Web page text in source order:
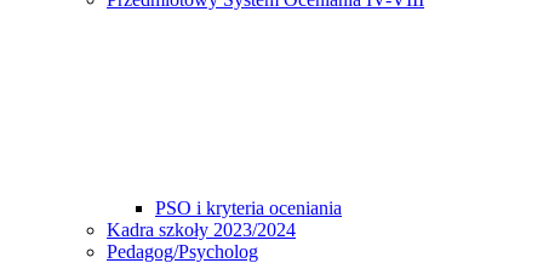
PSO i kryteria oceniania
Kadra szkoły 2023/2024
Pedagog/Psycholog